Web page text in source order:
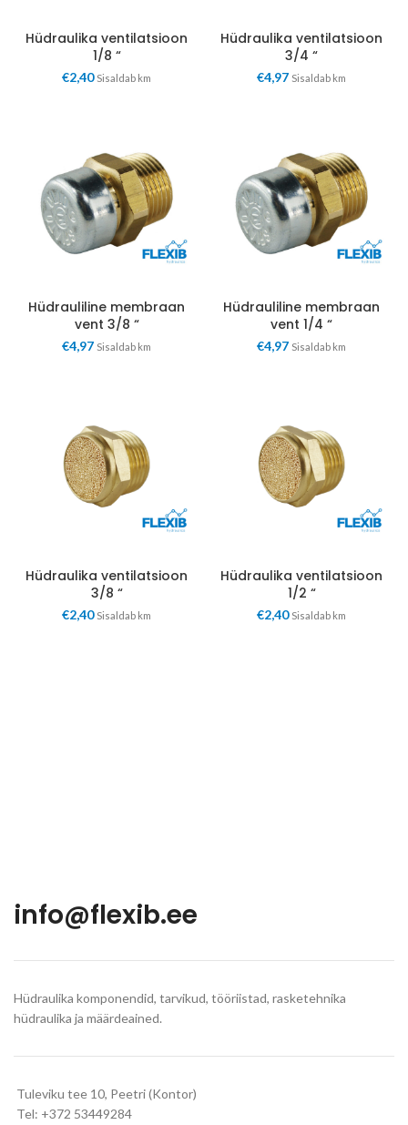
Hüdraulika ventilatsioon
1/8 “
€2,40 Sisaldab km
Hüdraulika ventilatsioon
3/4 “
€4,97 Sisaldab km
Hüdrauliline membraan
vent 3/8 “
€4,97 Sisaldab km
Hüdrauliline membraan
vent 1/4 “
€4,97 Sisaldab km
Hüdraulika ventilatsioon
3/8 “
€2,40 Sisaldab km
Hüdraulika ventilatsioon
1/2 “
€2,40 Sisaldab km
info@flexib.ee
Hüdraulika komponendid, tarvikud, tööriistad, rasketehnika
hüdraulika ja määrdeained.
Tuleviku tee 10, Peetri (Kontor)
Tel: +372 53449284